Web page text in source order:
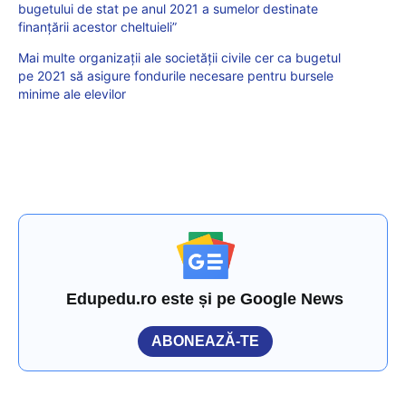
bugetului de stat pe anul 2021 a sumelor destinate
finanțării acestor cheltuieli”
Mai multe organizații ale societății civile cer ca bugetul
pe 2021 să asigure fondurile necesare pentru bursele
minime ale elevilor
Edupedu.ro este și pe Google News
ABONEAZĂ-TE